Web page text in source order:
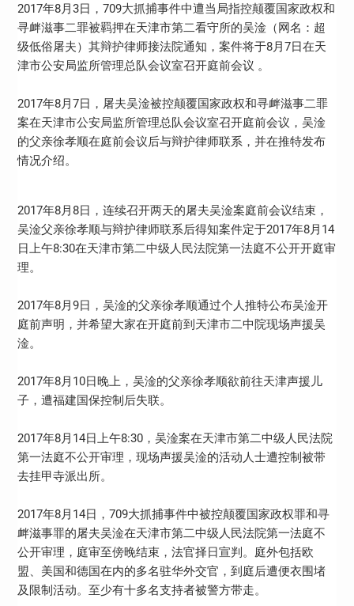
2017年8月3日，709大抓捕事件中遭当局指控颠覆国家政权和
寻衅滋事二罪被羁押在天津市第二看守所的吴淦（网名：超
级低俗屠夫）其辩护律师接法院通知，案件将于8月7日在天
津市公安局监所管理总队会议室召开庭前会议 。
2017年8月7日，屠夫吴淦被控颠覆国家政权和寻衅滋事二罪
案在天津市公安局监所管理总队会议室召开庭前会议，吴淦
的父亲徐孝顺在庭前会议后与辩护律师联系，并在推特发布
情况介绍。
2017年8月8日，连续召开两天的屠夫吴淦案庭前会议结束，
吴淦父亲徐孝顺与辩护律师联系后得知案件定于2017年8月14
日上午8:30在天津市第二中级人民法院第一法庭不公开开庭审
理。
2017年8月9日，吴淦的父亲徐孝顺通过个人推特公布吴淦开
庭前声明，并希望大家在开庭前到天津市二中院现场声援吴
淦。
2017年8月10日晚上，吴淦的父亲徐孝顺欲前往天津声援儿
子，遭福建国保控制后失联。
2017年8月14日上午8:30，吴淦案在天津市第二中级人民法院
第一法庭不公开审理，现场声援吴淦的活动人士遭控制被带
去挂甲寺派出所。
2017年8月14日，709大抓捕事件中被控颠覆国家政权罪和寻
衅滋事罪的屠夫吴淦在天津市第二中级人民法院第一法庭不
公开审理，庭审至傍晚结束，法官择日宣判。庭外包括欧
盟、美国和德国在内的多名驻华外交官，到庭后遭便衣围堵
及限制活动。至少有十多名支持者被警方带走。